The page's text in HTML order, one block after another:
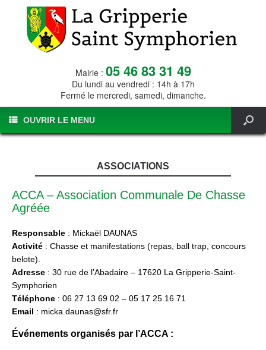
Mairie : 05 46 83 31 49
Du lundi au vendredi : 14h à 17h
Fermé le mercredi, samedi, dimanche.
OUVRIR LE MENU
ASSOCIATIONS
ACCA – Association Communale De Chasse
Agréée
Responsable : Mickaël DAUNAS
Activité : Chasse et manifestations (repas, ball trap, concours
belote).
Adresse : 30 rue de l’Abadaire – 17620 La Gripperie-Saint-
Symphorien
Téléphone : 06 27 13 69 02 – 05 17 25 16 71
Email : micka.daunas@sfr.fr
Événements organisés par l’ACCA :